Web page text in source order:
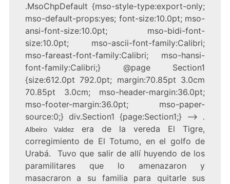
.MsoChpDefault {mso-style-type:export-only;
mso-default-props:yes; font-size:10.0pt; mso-
ansi-font-size:10.0pt; mso-bidi-font-
size:10.0pt; mso-ascii-font-family:Calibri;
mso-fareast-font-family:Calibri; mso-hansi-
font-family:Calibri;} @page Section1
{size:612.0pt 792.0pt; margin:70.85pt 3.0cm
70.85pt 3.0cm; mso-header-margin:36.0pt;
mso-footer-margin:36.0pt; mso-paper-
source:0;} div.Section1 {page:Section1;} –>
.
Albeiro Valdezera de la vereda El Tigre,
corregimiento de El Totumo, en el golfo de
Urabá. Tuvo que salir de allí huyendo de los
paramilitares que lo amenazaron y
masacraron a su familia para quitarle sus